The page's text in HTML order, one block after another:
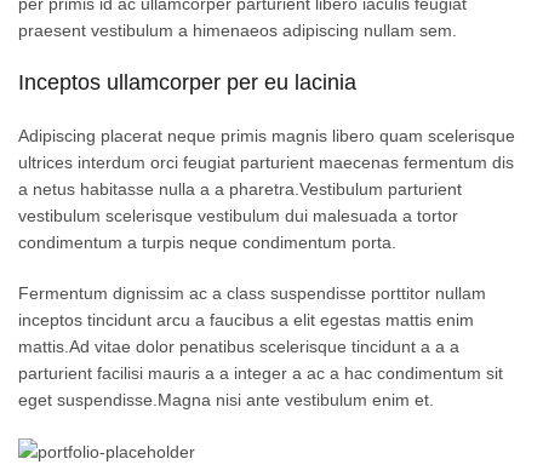
praesent vestibulum a himenaeos adipiscing nullam sem.
Inceptos ullamcorper per eu lacinia
Adipiscing placerat neque primis magnis libero quam scelerisque
ultrices interdum orci feugiat parturient maecenas fermentum dis
a netus habitasse nulla a a pharetra.Vestibulum parturient
vestibulum scelerisque vestibulum dui malesuada a tortor
condimentum a turpis neque condimentum porta.
Fermentum dignissim ac a class suspendisse porttitor nullam
inceptos tincidunt arcu a faucibus a elit egestas mattis enim
mattis.Ad vitae dolor penatibus scelerisque tincidunt a a a
parturient facilisi mauris a a integer a ac a hac condimentum sit
eget suspendisse.Magna nisi ante vestibulum enim et.